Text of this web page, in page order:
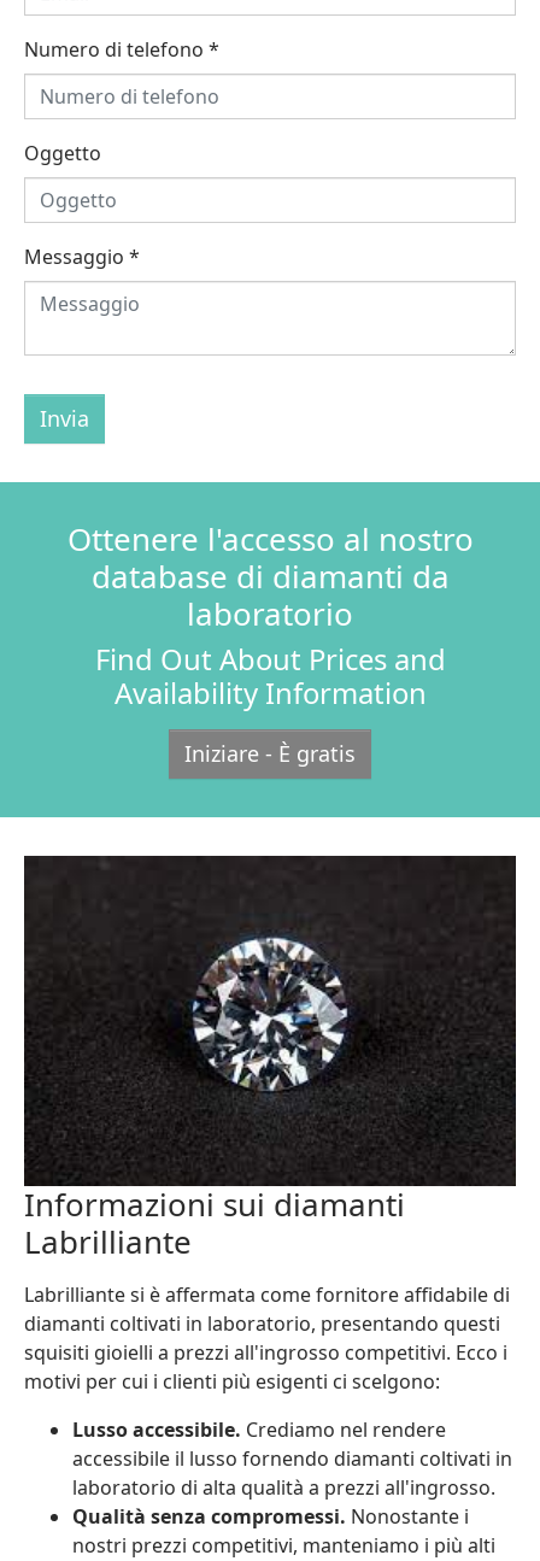
Numero di telefono *
Oggetto
Messaggio *
Invia
Ottenere l'accesso al nostro
database di diamanti da
laboratorio
Find Out About Prices and
Availability Information
Iniziare - È gratis
Informazioni sui diamanti
Labrilliante
Labrilliante si è affermata come fornitore affidabile di
diamanti coltivati in laboratorio, presentando questi
squisiti gioielli a prezzi all'ingrosso competitivi. Ecco i
motivi per cui i clienti più esigenti ci scelgono:
Lusso accessibile. Crediamo nel rendere
accessibile il lusso fornendo diamanti coltivati in
laboratorio di alta qualità a prezzi all'ingrosso.
Qualità senza compromessi. Nonostante i
nostri prezzi competitivi, manteniamo i più alti